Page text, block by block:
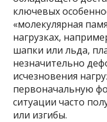
ключевых
«молекулярная
нагрузках,
шапки или льда,
незначительно
исчезновения
первоначальную
ситуации часто
или изгибы.